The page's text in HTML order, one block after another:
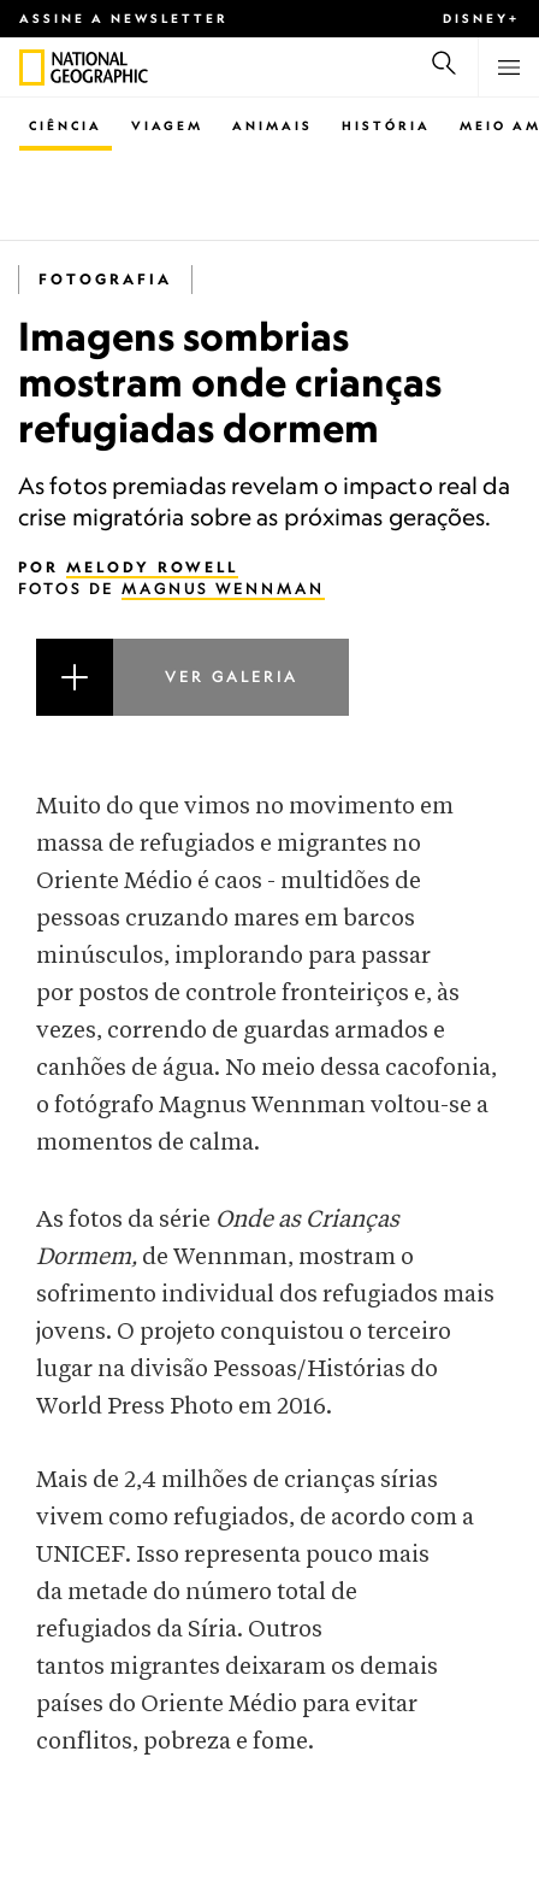
ASSINE A NEWSLETTER DISNEY+
CIÊNCIA VIAGEM ANIMAIS HISTÓRIA MEIO
FOTOGRAFIA
Imagens sombrias
mostram onde crianças
refugiadas dormem
As fotos premiadas revelam o impacto real da
crise migratória sobre as próximas gerações.
POR MELODY ROWELL
FOTOS DE MAGNUS WENNMAN
VER GALERIA
Muito do que vimos no movimento em
massa de refugiados e migrantes no
Oriente Médio é caos - multidões de
pessoas cruzando mares em barcos
minúsculos, implorando para passar
por postos de controle fronteiriços e, às
vezes, correndo de guardas armados e
canhões de água. No meio dessa cacofonia,
o fotógrafo Magnus Wennman voltou-se a
momentos de calma.
As fotos da série Onde as Crianças
Dormem, de Wennman, mostram o
sofrimento individual dos refugiados mais
jovens. O projeto conquistou o terceiro
lugar na divisão Pessoas/Histórias do
World Press Photo em 2016.
Mais de 2,4 milhões de crianças sírias
vivem como refugiados, de acordo com a
UNICEF. Isso representa pouco mais
da metade do número total de
refugiados da Síria. Outros
tantos migrantes deixaram os demais
países do Oriente Médio para evitar
conflitos, pobreza e fome.